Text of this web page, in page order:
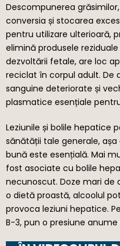
Descompunerea
conversia și stocarea
pentru utilizare ulterioară,
elimină produsele
dezvoltării fetale, are loc
reciclat în corpul adult. De
sanguine deteriorate și
plasmatice esențiale
Leziunile și bolile hepatice
sănătății tale generale,
bună este esențială. Mai
fost asociate cu bolile
necunoscut. Doze mari
o dietă proastă, alcoolul
provoca leziuni hepatice.
B-3, pun o presiune